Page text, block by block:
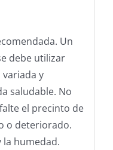
Un
debe utilizar
y
saludable. No
el precinto de
o deteriorado.
la humedad.